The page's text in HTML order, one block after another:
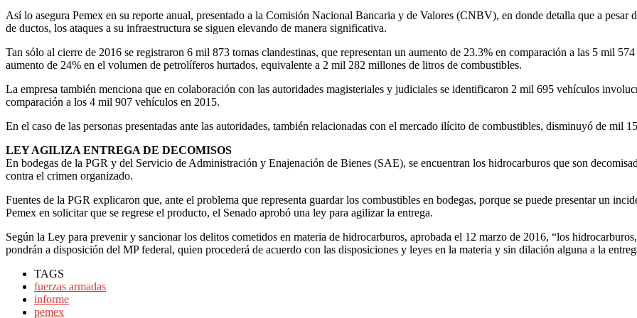
Así lo asegura Pemex en su reporte anual, presentado a la Comisión Nacional Bancaria y de Valores (CNBV), en donde detalla que a pesar
de ductos, los ataques a su infraestructura se siguen elevando de manera significativa.
Tan sólo al cierre de 2016 se registraron 6 mil 873 tomas clandestinas, que representan un aumento de 23.3% en comparación a las 5 mil
aumento de 24% en el volumen de petrolíferos hurtados, equivalente a 2 mil 282 millones de litros de combustibles.
La empresa también menciona que en colaboración con las autoridades magisteriales y judiciales se identificaron 2 mil 695 vehículos
comparación a los 4 mil 907 vehículos en 2015.
En el caso de las personas presentadas ante las autoridades, también relacionadas con el mercado ilícito de combustibles, disminuyó de mil
LEY AGILIZA ENTREGA DE DECOMISOS
En bodegas de la PGR y del Servicio de Administración y Enajenación de Bienes (SAE), se encuentran los hidrocarburos que son
contra el crimen organizado.
Fuentes de la PGR explicaron que, ante el problema que representa guardar los combustibles en bodegas, porque se puede presentar un
Pemex en solicitar que se regrese el producto, el Senado aprobó una ley para agilizar la entrega.
Según la Ley para prevenir y sancionar los delitos cometidos en materia de hidrocarburos, aprobada el 12 marzo de 2016, “los
pondrán a disposición del MP federal, quien procederá de acuerdo con las disposiciones y leyes en la materia y sin dilación alguna a la
TAGS
fuerzas armadas
informe
pemex